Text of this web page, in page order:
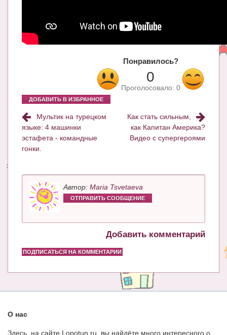
Понравилось?
0
Проголосовало: 0
ДОБАВИТЬ В ИЗБРАННОЕ
Мультик на турецком
языке: 4 машинки
эстафета - командные
гонки.
Как стать сильным,
как Капитан Америка?
Видео с супергероями
Автор: Maria Tsvetaeva
ОТПРАВИТЬ СООБЩЕНИЕ
Добавить комментарий
ПОДПИСАТЬСЯ НА КОММЕНТАРИИ
О нас
Здесь, на сайте Lopotun.ru, вы найдёте много интересного о